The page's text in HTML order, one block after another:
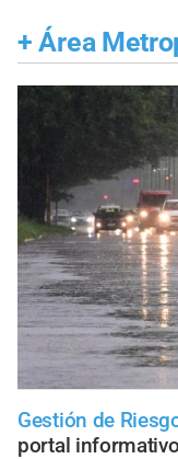
+ Área
Gestión de
portal